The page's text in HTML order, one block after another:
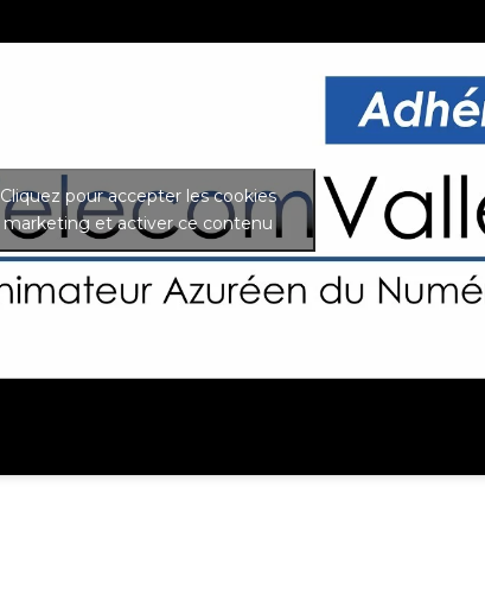
Cliquez pour accepter les cookies
marketing et activer ce contenu